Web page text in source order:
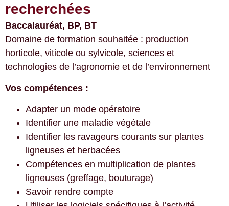
recherchées
Baccalauréat, BP, BT
Domaine de formation souhaitée : production
horticole, viticole ou sylvicole, sciences et
technologies de l’agronomie et de l’environnement
Vos compétences :
Adapter un mode opératoire
Identifier une maladie végétale
Identifier les ravageurs courants sur plantes
ligneuses et herbacées
Compétences en multiplication de plantes
ligneuses (greffage, bouturage)
Savoir rendre compte